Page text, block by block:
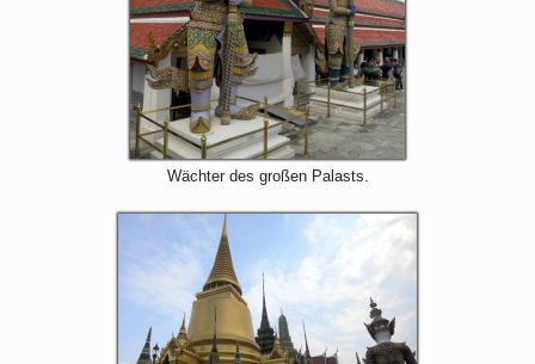
Wächter des großen Palasts.